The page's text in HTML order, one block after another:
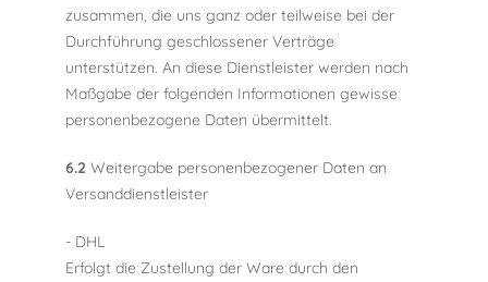
zusammen, die uns ganz oder teilweise bei der
Durchführung geschlossener Verträge
unterstützen. An diese Dienstleister werden nach
Maßgabe der folgenden Informationen gewisse
personenbezogene Daten übermittelt.
6.2 Weitergabe personenbezogener Daten an
Versanddienstleister
- DHL
Erfolgt die Zustellung der Ware durch den